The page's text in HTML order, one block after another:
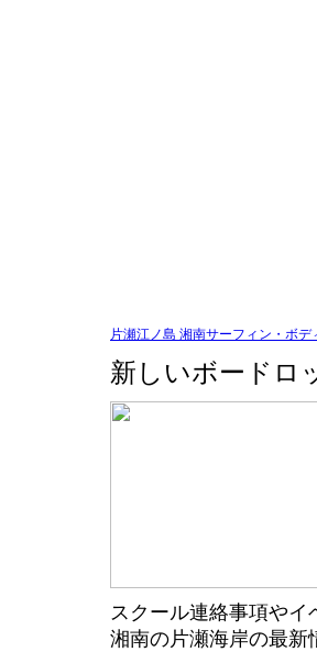
片瀬江ノ島 湘南サーフィン・ボ
新しいボードロ
スクール連絡事項や
湘南の片瀬海岸の最新